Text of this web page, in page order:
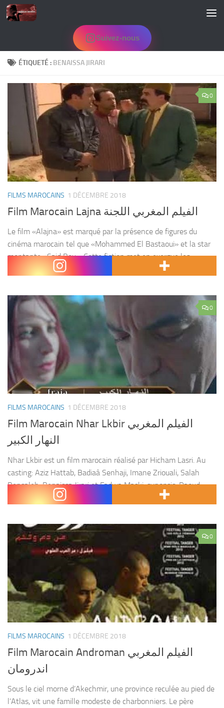
Skip to content
Suivez-nous
ÉTIQUETÉ : BENAISSA JIRARI
0
FILMS MAROCAINS 1 DÉCEMBRE 2018
Film Marocain Lajna الفيلم المغربي اللجنة
Le film «Alajna» est marqué par la présence de figures du
cinéma marocain tel que «Mohammed El Bastaoui» et la star
montante «Said Bey». Cette fiction met en exergue les
soubassements d’une commune rurale,...
0
FILMS MAROCAINS 1 DÉCEMBRE 2018
Film Marocain Nhar Lkbir الفيلم المغربي
النهار الكبير
Nhar Lkbir est un film marocain réalisé par Hicham Lasri. Au
casting: Aziz Hattab, Badiaâ Senhaji, Imane Zriouali, Salah
Bensaleh, Benaissa Jirari et Fadwa Maski. synopsis: Daoud
s’apprête à vivre un grand jour !...
0
FILMS MAROCAINS 1 DÉCEMBRE 2018
Film Marocain Androman الفيلم المغربي
اندرومان
Sous le ciel morne d’Akechmir, une province reculée au pied de
l’Atlas, vit une famille modeste de charbonniers. Le père